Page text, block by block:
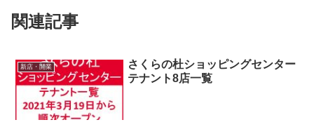
関連記事
新店・開業
さくらの杜ショッピングセンター
テナント8店一覧